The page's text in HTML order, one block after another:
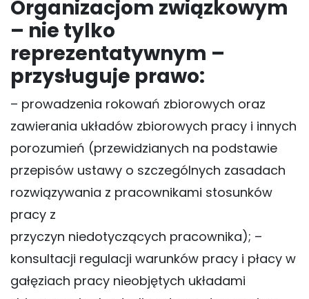
Organizacjom związkowym
– nie tylko
reprezentatywnym –
przysługuje prawo:
– prowadzenia rokowań zbiorowych oraz
zawierania układów zbiorowych pracy i innych
porozumień (przewidzianych na podstawie
przepisów ustawy o szczególnych zasadach
rozwiązywania z pracownikami stosunków
pracy z
przyczyn niedotyczących pracownika); –
konsultacji regulacji warunków pracy i płacy w
gałęziach pracy nieobjętych układami